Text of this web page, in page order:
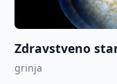
Zdravstveno
grinja